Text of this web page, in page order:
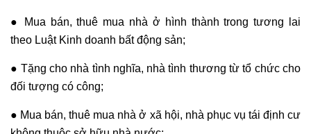
● Mua bán, thuê mua nhà ở hình thành trong tương lai
theo Luật Kinh doanh bất động sản;
● Tặng cho nhà tình nghĩa, nhà tình thương từ tổ chức cho
đối tượng có công;
● Mua bán, thuê mua nhà ở xã hội, nhà phục vụ tái định cư